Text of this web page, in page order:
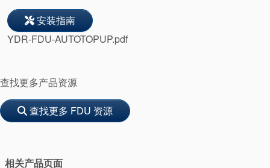
安装指南
YDR-FDU-AUTOTOPUP.pdf
查找更多产品资源
查找更多 FDU 资源
相关产品页面